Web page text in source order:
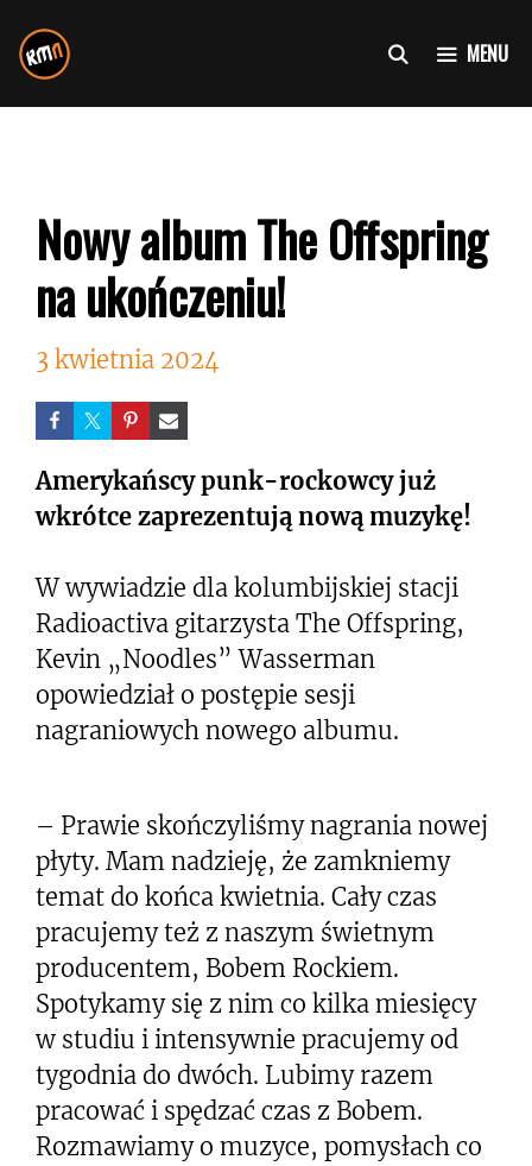
do
treści
MENU
Nowy album The Offspring
na ukończeniu!
3 kwietnia 2024
Amerykańscy punk-rockowcy już
wkrótce zaprezentują nową muzykę!
W wywiadzie dla kolumbijskiej stacji
Radioactiva gitarzysta The Offspring,
Kevin „Noodles” Wasserman
opowiedział o postępie sesji
nagraniowych nowego albumu.
– Prawie skończyliśmy nagrania nowej
płyty. Mam nadzieję, że zamkniemy
temat do końca kwietnia. Cały czas
pracujemy też z naszym świetnym
producentem, Bobem Rockiem.
Spotykamy się z nim co kilka miesięcy
w studiu i intensywnie pracujemy od
tygodnia do dwóch. Lubimy razem
pracować i spędzać czas z Bobem.
Rozmawiamy o muzyce, pomysłach co